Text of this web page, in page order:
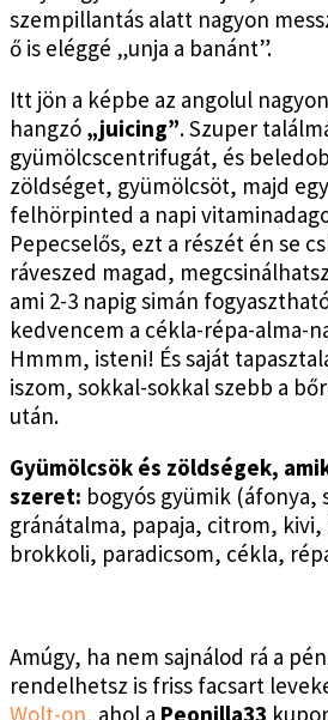
szempillantás alatt nagyon
ő is eléggé „unja a banánt”.
Itt jön a képbe az angolul
hangzó „juicing”. Szuper
gyümölcscentrifugát, és
zöldséget, gyümölcsöt, majd
felhörpinted a napi
Pepecselős, ezt a részét én se
ráveszed magad,
ami 2-3 napig simán
kedvencem a cékla-répa-alma-
Hmmm, isteni! És saját
iszom, sokkal-sokkal szebb a
után.
Gyümölcsök és zöldségek,
szeret: bogyós gyümik (áfonya,
gránátalma, papaja, citrom,
brokkoli, paradicsom, cékla,
Amúgy, ha nem sajnálod rá a
rendelhetsz is friss facsart
Wolt-on, ahol a Peonilla33